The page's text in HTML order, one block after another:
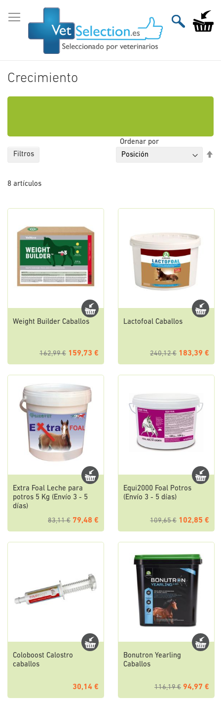
al
contenido
Mi
Crecimiento
8 artículos
Ordenar por
Weight Builder Caballos
162,99 € 159,73 €
Lactofoal Caballos
240,12 € 183,39 €
Extra Foal Leche para
potros 5 Kg (Envío 3 - 5
días)
83,11 € 79,48 €
Equi2000 Foal Potros
(Envío 3 - 5 días)
109,65 € 102,85 €
Coloboost Calostro
caballos
30,14 €
Bonutron Yearling
Caballos
116,19 € 94,97 €
Filtros